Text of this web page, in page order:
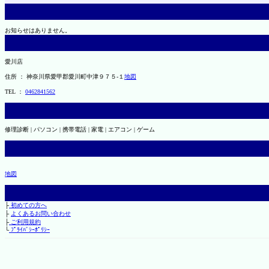
お知らせはありません。
愛川店
住所 ： 神奈川県愛甲郡愛川町中津９７５-１ 地図
TEL ： 0462841562
修理診断 | パソコン | 携帯電話 | 家電 | エアコン | ゲーム
地図
├初めての方へ
├ よくあるお問い合わせ
├ご利用規約
└ﾌﾟﾗｲﾊﾞｼｰﾎﾟﾘｼｰ